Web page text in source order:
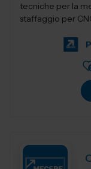
tecniche per la
staffaggio per